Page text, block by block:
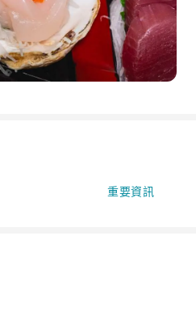
重要資訊